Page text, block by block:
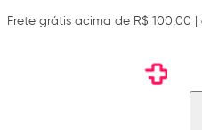
Frete grátis acima de R$ 100,00 |